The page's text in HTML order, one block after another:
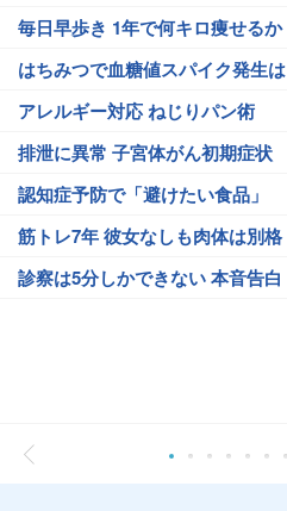
毎日早歩き 1年で何キロ痩せるか
はちみつで血糖値スパイク発生は
アレルギー対応 ねじりパン術
排泄に異常 子宮体がん初期症状
認知症予防で「避けたい食品」
筋トレ7年 彼女なしも肉体は別格
診察は5分しかできない 本音告白